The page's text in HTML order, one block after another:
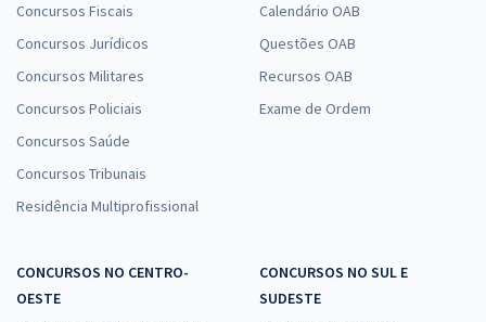
Concursos Fiscais
Concursos Jurídicos
Concursos Militares
Concursos Policiais
Concursos Saúde
Concursos Tribunais
Residência Multiprofissional
Calendário OAB
Questões OAB
Recursos OAB
Exame de Ordem
CONCURSOS NO CENTRO-
OESTE
CONCURSOS NO SUL E
SUDESTE